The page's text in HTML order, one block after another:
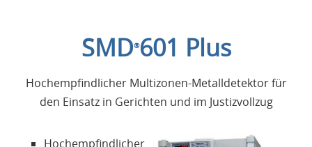
Anwendungen
Produkte
Über uns
SMD®601 Plus
Hochempfindlicher Multizonen-Metalldetektor für
den Einsatz in Gerichten und im Justizvollzug
Hochempfindlicher